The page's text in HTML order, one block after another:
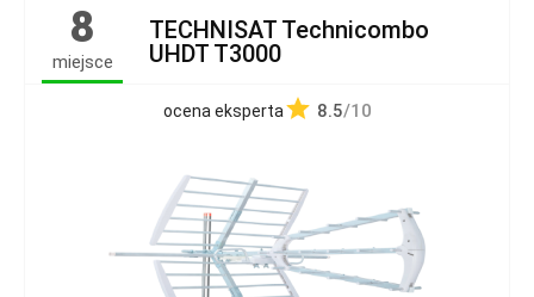
8
miejsce
TECHNISAT Technicombo
UHDT T3000
ocena eksperta 8.5/10